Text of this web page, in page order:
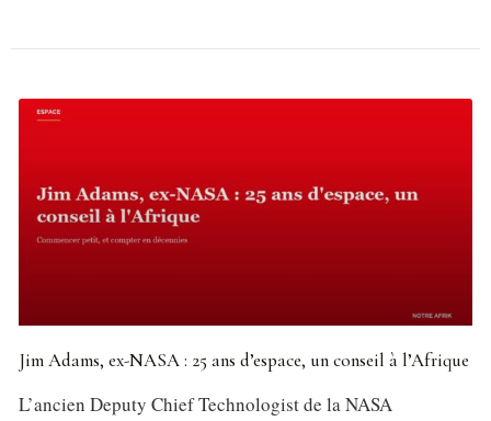
Jim Adams, ex-NASA : 25 ans d’espace, un conseil à l’Afrique
L’ancien Deputy Chief Technologist de la NASA